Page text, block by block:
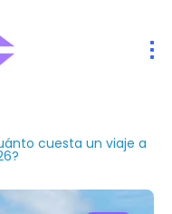
cuesta un viaje a